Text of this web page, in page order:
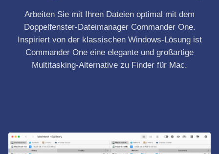
Arbeiten Sie mit Ihren Dateien optimal mit dem
Doppelfenster-Dateimanager Commander One.
Inspiriert von der klassischen Windows-Lösung ist
Commander One eine elegante und großartige
Multitasking-Alternative zu Finder für Mac.